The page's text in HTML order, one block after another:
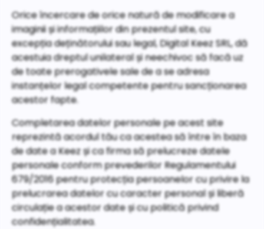
Orice încercare de orice natură de modificare a
imaginii și informațiilor din prezentul site, cu
excepția deținătorului sau legal, Digital Keez SRL, dă
acestuia dreptul unilateral și neechivoc să facă uz
de toate prerogativele sale de a se adresa
instanțelor legal competente pentru sancționarea
acestor fapte.
Completarea datelor personale pe acest site
reprezintă acordul tău ca acestea să între în baza
de date a Keez și ca firma să prelucreze datele
personale conform prevederilor Regulamentului
679/2016 pentru protecția persoanelor cu privire la
prelucrarea datelor cu caracter personal și liberă
circulație a acestor date și cu politică privind
confidențialitatea.